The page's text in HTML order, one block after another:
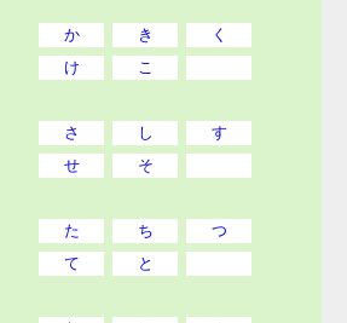
か き
く
け
こ
さ し
す
せ
そ
た ち
つ
て
と